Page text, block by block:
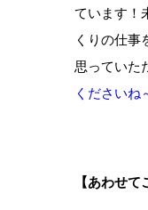
ています！
くりの仕事
思っていた
くださいね
【あわせ